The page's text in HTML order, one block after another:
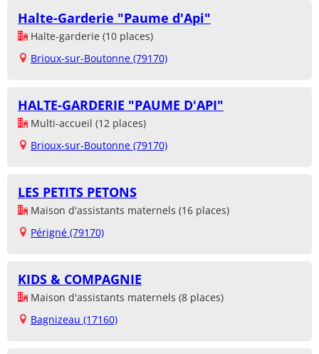
Halte-Garderie "Paume d'Api"
Halte-garderie (10 places)
Brioux-sur-Boutonne (79170)
HALTE-GARDERIE "PAUME D'API"
Multi-accueil (12 places)
Brioux-sur-Boutonne (79170)
LES PETITS PETONS
Maison d'assistants maternels (16 places)
Périgné (79170)
KIDS & COMPAGNIE
Maison d'assistants maternels (8 places)
Bagnizeau (17160)